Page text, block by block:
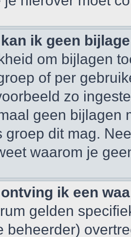
ik geen
om bijlagen
of per
zo
geen bijlagen
groep dit mag.
waarom je
ik een
gelden
beheerder)